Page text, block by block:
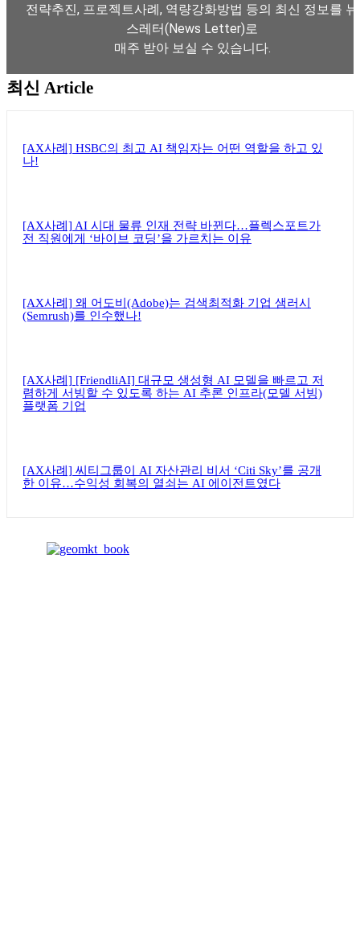
전략추진, 프로젝트사례, 역량강화방법 등의 최신 정보를 뉴
스레터(News Letter)로
매주 받아 보실 수 있습니다.
최신 Article
[AX사례] HSBC의 최고 AI 책임자는 어떤 역할을 하고 있
나!
[AX사례] AI 시대 물류 인재 전략 바뀐다…플렉스포트가
전 직원에게 ‘바이브 코딩’을 가르치는 이유
[AX사례] 왜 어도비(Adobe)는 검색최적화 기업 샘러시
(Semrush)를 인수했나!
[AX사례] [FriendliAI] 대규모 생성형 AI 모델을 빠르고 저
렴하게 서빙할 수 있도록 하는 AI 추론 인프라(모델 서빙)
플랫폼 기업
[AX사례] 씨티그룹이 AI 자산관리 비서 ‘Citi Sky’를 공개
한 이유…수익성 회복의 열쇠는 AI 에이전트였다